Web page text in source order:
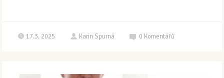
17.3. 2025 Karin Spurná 0 Komentářů